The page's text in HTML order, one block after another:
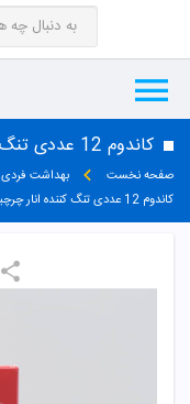
کاندوم 12 عددی تنگ کننده انار چرچیلز
صفحه نخست بهداشت فردی
کاندوم 12 عددی تنگ کننده انار چرچیلز